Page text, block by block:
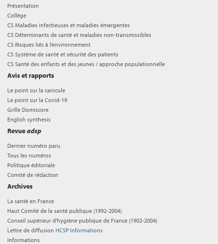
Présentation
Collège
CS Maladies infectieuses et maladies émergentes
CS Déterminants de santé et maladies non-transmissibles
CS Risques liés à l’environnement
CS Système de santé et sécurité des patients
CS Santé des enfants et des jeunes / approche populationnelle
Avis et rapports
Le point sur la canicule
Le point sur la Covid-19
Grille Domiscore
English synthesis
Revueadsp
Dernier numéro paru
Tous les numéros
Politique éditoriale
Comité de rédaction
Archives
La santé en France
Haut Comité de la santé publique (1992-2004)
Conseil supérieur d'hygiène publique de France (1902-2004)
Lettre de diffusion HCSP Informations
Informations